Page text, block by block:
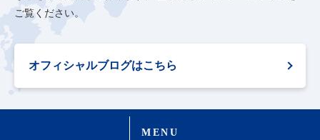
ご覧ください。
オフィシャルブログはこちら
MENU